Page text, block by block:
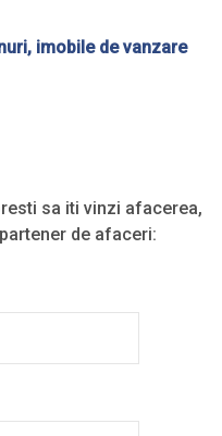
imobile de vanzare
sa iti vinzi afacerea,
de afaceri: